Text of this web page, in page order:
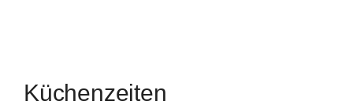
Küchenzeiten